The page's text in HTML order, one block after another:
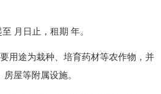
月日止，租期 年。
途为栽种、培育药材等农作物，并
屋等附属设施。